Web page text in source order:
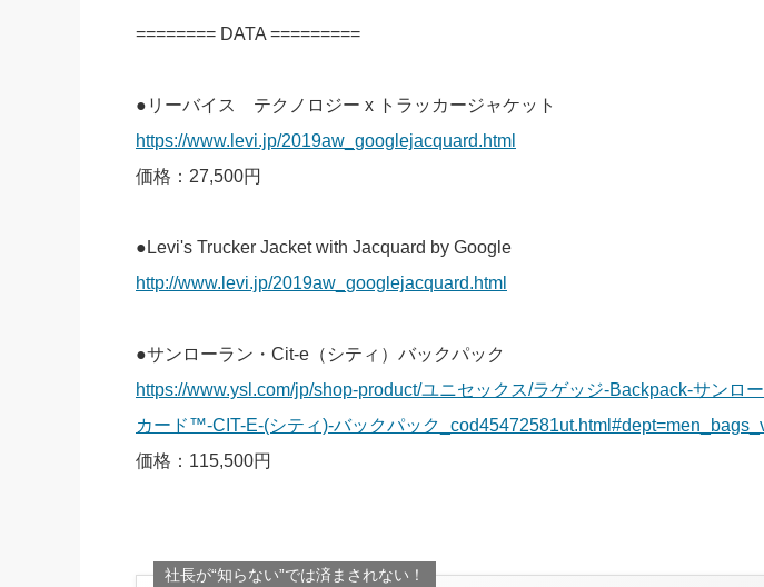
======== DATA =========
●リーバイス テクノロジー x トラッカージャケット
https://www.levi.jp/2019aw_googlejacquard.html
価格：27,500円
●Levi's Trucker Jacket with Jacquard by Google
http://www.levi.jp/2019aw_googlejacquard.html
●サンローラン・Cit-e（シティ）バックパック
https://www.ysl.com/jp/shop-product/ユニセックス/ラゲッジ-Backpack-サンロ
カード™-CIT-E-(シティ)-バックパック
価格：115,500円
社長が“知らない”では済まされない！